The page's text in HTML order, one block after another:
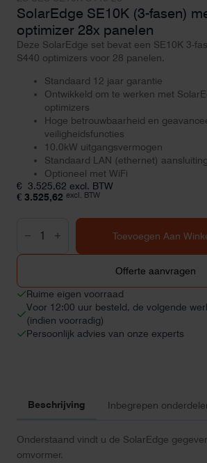
SolarEdge SE10K (3-fasen)
optimizer 28x panelen
Deze SolarEdge set bevat een SE10K 3-
S440 optimizers voor 28 panelen.
Standaard 12 jaar garantie
Ontwikkeld om te werken met
optimizers
Hoge betrouwbaarheid en
veiligheidsfuncties
10.0kW uitgangsvermogen
Standaard LAN (ethernet) aansluiting
Optioneel met WiFi
€ 3.525,62 excl. BTW
€ 3.525,62 excl. BTW
SE10K
fasen)
optimizer
28x
panelen
aantal
Toevoegen Aan
Offerte aanvragen
Ruime eigen voorraad
Voor 12:00 uur besteld, de volgende
(indien voorradig)
Persoonlijk advies van onze experts
Beschrijving Inbegrepen
Onderstaand vindt u de SolarEdge
omvormer.